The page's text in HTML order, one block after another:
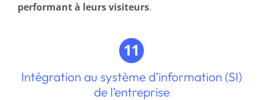
performant à leurs visiteurs.
Intégration au système d’information (SI)
de l’entreprise